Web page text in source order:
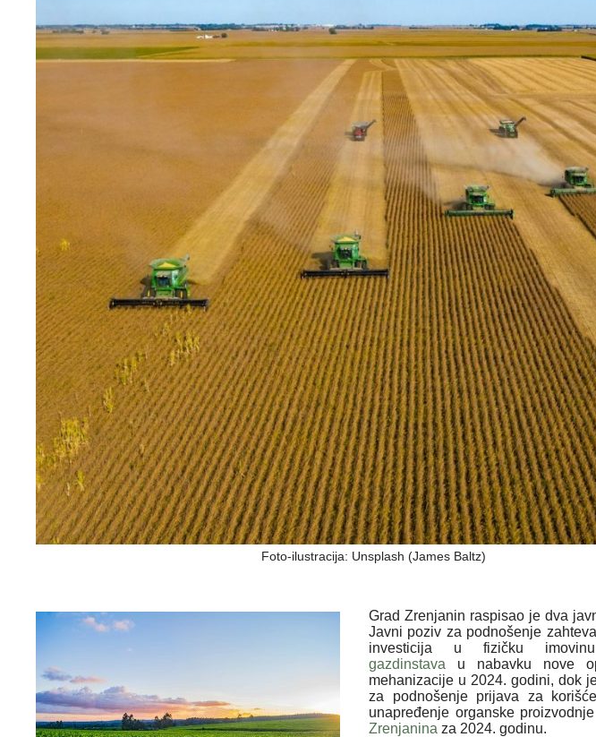
Foto-ilustracija: Unsplash (James Baltz)
Grad Zrenjanin raspisao je dva
Javni poziv za podnošenje
investicija u fizičku
gazdinstava u nabavku nove
mehanizacije u 2024. godini, dok
za podnošenje prijava za
unapređenje organske
Zrenjanina za 2024. godinu.